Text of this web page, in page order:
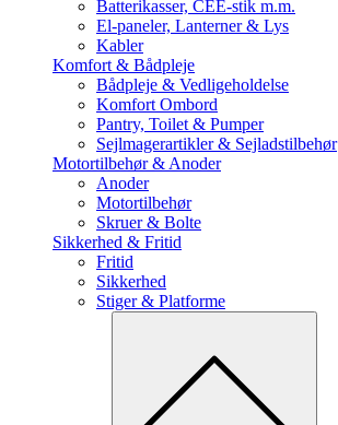
Batterikasser, CEE-stik m.m.
El-paneler, Lanterner & Lys
Kabler
Komfort & Bådpleje
Bådpleje & Vedligeholdelse
Komfort Ombord
Pantry, Toilet & Pumper
Sejlmagerartikler & Sejladstilbehør
Motortilbehør & Anoder
Anoder
Motortilbehør
Skruer & Bolte
Sikkerhed & Fritid
Fritid
Sikkerhed
Stiger & Platforme